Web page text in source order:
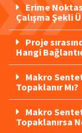
Erime
Çalışma Şekli
Proje
Hangi
Makro
Topaklanır Mı?
Makro
Topaklanırsa